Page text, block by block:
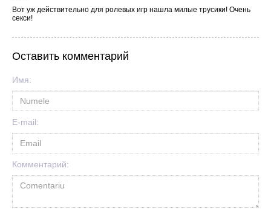
Вот уж действительно для ролевых игр нашла милые трусики! Очень
секси!
Оставить комментарий
Имя:
E-mail:
Комментарий: